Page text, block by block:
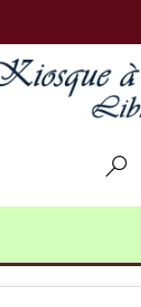
